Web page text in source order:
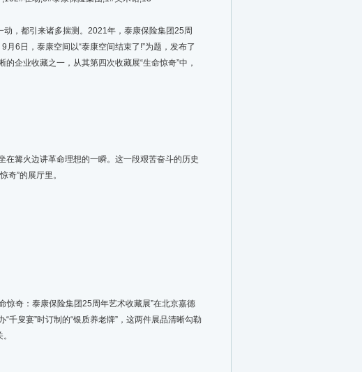
，都引来诸多揣测。2021年，泰康保险集团25周
6日，泰康空间以“泰康空间结束了!”为题，发布了
企业收藏之一，从其第四次收藏展“生命惊奇”中，
篝火边讲革命理想的一瞬。这一段艰苦奋斗的历史
”的展厅里。
奇：泰康保险集团25周年艺术收藏展”在北京嘉德
千叟宴”时订制的“银质养老牌”，这两件展品清晰勾勒